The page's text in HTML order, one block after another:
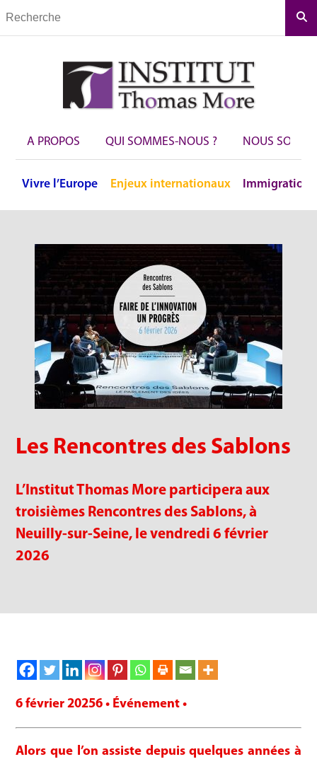
A PROPOS QUI SOMMES-NOUS ? NOUS
Vivre l’Europe Enjeux internationaux Immigration
Les Rencontres des Sablons
L’Institut Thomas More participera aux
troisièmes Rencontres des Sablons, à
Neuilly-sur-Seine, le vendredi 6 février
2026
6 février 20256 • Événement •
Alors que l’on assiste depuis quelques années à